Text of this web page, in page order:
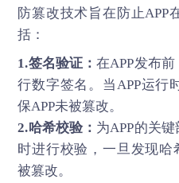
防篡改技术旨在防止APP
括：
1.签名验证：在APP发布
行数字签名。当APP运行
保APP未被篡改。
2.哈希校验： 为APP的关
时进行校验，一旦发现哈
被篡改。